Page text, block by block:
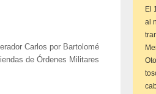
Carlos por Bartolomé
de Órdenes Militares
El
al